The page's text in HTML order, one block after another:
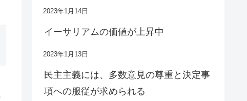
2023年1月14日
イーサリアムの価値が上昇中
2023年1月13日
民主主義には、多数意見の尊重と決定事
項への服従が求められる